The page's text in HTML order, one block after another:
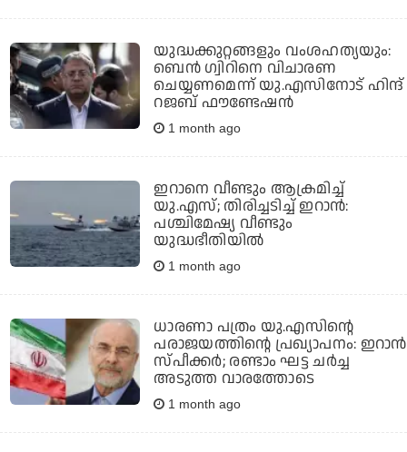
യുദ്ധക്കുറ്റങ്ങളും വംശഹത്യയും:
ബെന്‍ ഗ്വിറിനെ വിചാരണ
ചെയ്യണമെന്ന് യു.എസിനോട് ഹിന്ദ്
റജബ് ഫൗണ്ടേഷന്‍
1 month ago
ഇറാനെ വീണ്ടും ആക്രമിച്ച്
യു.എസ്; തിരിച്ചടിച്ച് ഇറാന്‍:
പശ്ചിമേഷ്യ വീണ്ടും
യുദ്ധഭീതിയില്‍
1 month ago
ധാരണാ പത്രം യു.എസിന്റെ
പരാജയത്തിന്റെ പ്രഖ്യാപനം: ഇറാന്‍
സ്പീക്കര്‍; രണ്ടാം ഘട്ട ചര്‍ച്ച
അടുത്ത വാരത്തോടെ
1 month ago